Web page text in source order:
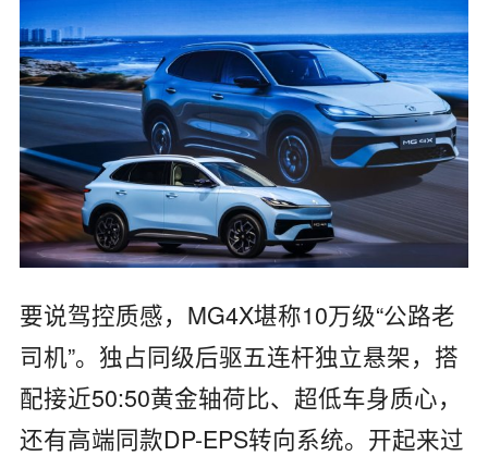
要说驾控质感，MG4X堪称10万级“公路老
司机”。独占同级后驱五连杆独立悬架，搭
配接近50:50黄金轴荷比、超低车身质心，
还有高端同款DP-EPS转向系统。开起来过